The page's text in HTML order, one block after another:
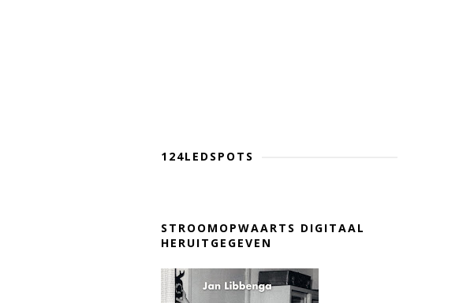
124LEDSPOTS
STROOMOPWAARTS DIGITAAL
HERUITGEGEVEN